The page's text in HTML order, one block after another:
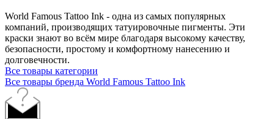
World Famous Tattoo Ink - одна из самых популярных
компаний, производящих татуировочные пигменты. Эти
краски знают во всём мире благодаря высокому качеству,
безопасности, простому и комфортному нанесению и
долговечности.
Все товары категории
Все товары бренда World Famous Tattoo Ink